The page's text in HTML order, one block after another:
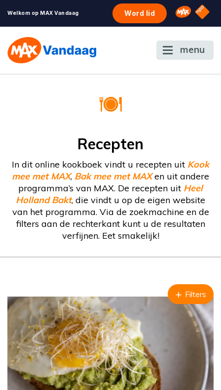
Welkom op MAX Vandaag Word lid Omroep
NPO
menu
Recepten
In dit online kookboek vindt u recepten uit Kook
mee met MAX, Bak mee met MAXen uit andere
programma’s van MAX. De recepten uit Heel
Holland Bakt, die vindt u op de eigen website
van het programma. Via de zoekmachine en de
filters aan de rechterkant kunt u de resultaten
verfijnen. Eet smakelijk!
Filters